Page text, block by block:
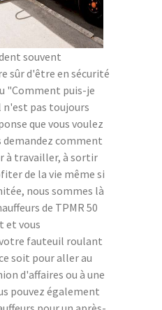
souvent
sûr d'être en sécurité
"Comment puis-je
n'est pas toujours
que vous voulez
demandez comment
à travailler, à sortir
de la vie même si
nous sommes là
de TPMR 50
et vous
fauteuil roulant
soit pour aller au
d'affaires ou à une
pouvez également